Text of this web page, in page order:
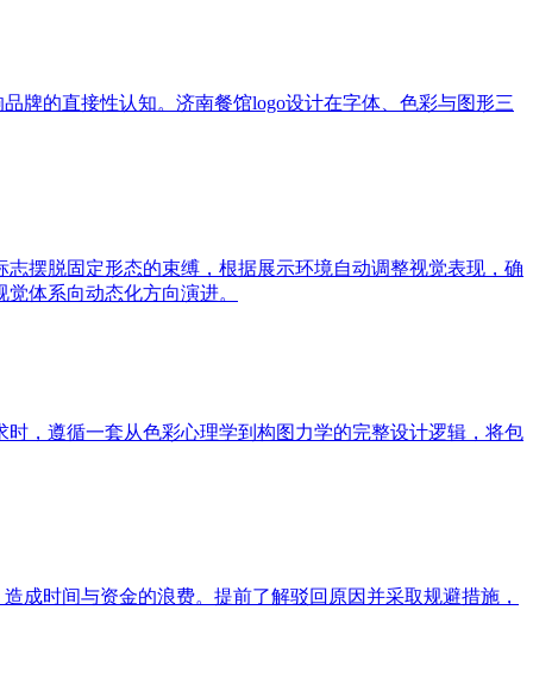
牌的直接性认知。济南餐馆logo设计在字体、色彩与图形三
摆脱固定形态的束缚，根据展示环境自动调整视觉表现，确
体系向动态化方向演进。
，遵循一套从色彩心理学到构图力学的完整设计逻辑，将包
成时间与资金的浪费。提前了解驳回原因并采取规避措施，